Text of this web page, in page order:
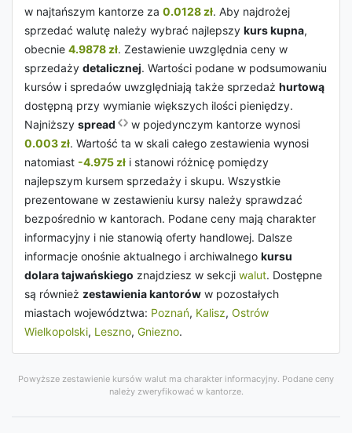
w najtańszym kantorze za 0.0128 zł. Aby najdrożej
sprzedać walutę należy wybrać najlepszy kurs kupna,
obecnie 4.9878 zł. Zestawienie uwzględnia ceny w
sprzedaży detalicznej. Wartości podane w podsumowaniu
kursów i spredaów uwzględniają także sprzedaż hurtową
dostępną przy wymianie większych ilości pieniędzy.
Najniższy spread
w pojedynczym kantorze wynosi
0.003 zł. Wartość ta w skali całego zestawienia wynosi
natomiast -4.975 zł i stanowi różnicę pomiędzy
najlepszym kursem sprzedaży i skupu. Wszystkie
prezentowane w zestawieniu kursy należy sprawdzać
bezpośrednio w kantorach. Podane ceny mają charakter
informacyjny i nie stanowią oferty handlowej. Dalsze
informacje onośnie aktualnego i archiwalnego kursu
dolara tajwańskiego znajdziesz w sekcji walut. Dostępne
są również zestawienia kantorów w pozostałych
miastach województwa: Poznań, Kalisz, Ostrów
Wielkopolski, Leszno, Gniezno.
Powyższe zestawienie kursów walut ma charakter informacyjny. Podane ceny
należy zweryfikować w kantorze.